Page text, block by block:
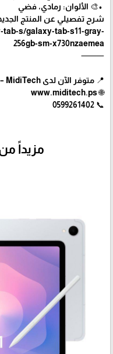
•🎨 الألوان: رمادي، فضي
شرح تفصيلي عن المنتج
s/galaxy-tab-s11-gray-
256gb-sm-x730nzaemea
⸻
📍 متوفر الآن لدى MidiTech – جنين
🌐 www.miditech.ps
📞 0599261402
مزيداً